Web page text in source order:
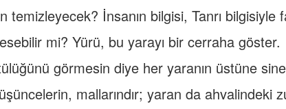
temizleyecek? İnsanın bilgisi, Tanrı bilgisiyle
kesebilir mi? Yürü, bu yarayı bir cerraha göster.
görmesin diye her yaranın üstüne
mallarındır; yaran da ahvalindeki